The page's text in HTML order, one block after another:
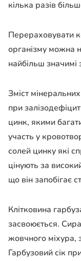
кілька разів
Перераховувати
організму можна
найбільш значимі
Зміст
при
цинк, якими
участь у
солей цинку які
цінують за
що він запобігає
Клітковина
засвоюється.
жовчного міхура,
Гарбузовий сік